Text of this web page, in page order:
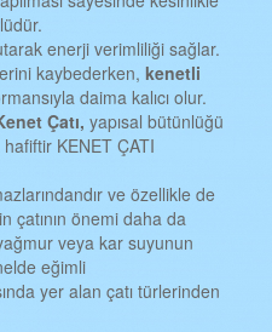
enerji verimliliği sağlar.
kaybederken,kenetli
daima kalıcı olur.
Çatı, yapısal bütünlüğü
KENET ÇATI
ve özellikle de
çatının önemi daha da
veya kar suyunun
eğimli
yer alan çatı türlerinden